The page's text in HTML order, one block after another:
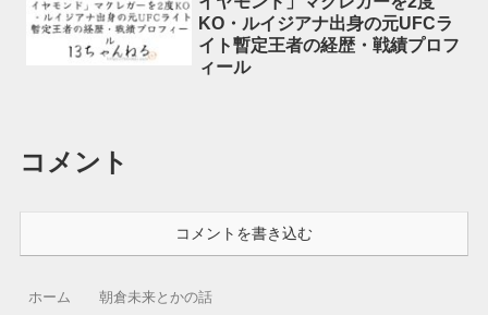
KO・ルイジアナ出身の元UFCラ
イト暫定王者の経歴・戦績プロフ
ィール
コメント
コメントを書き込む
ホーム 朝倉未来とかの話